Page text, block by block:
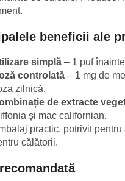
beneficii ale
simplă – 1 puf
controlată – 1 mg de
zilnică.
de extracte
și mac californian.
practic, potrivit pentru
călătorii.